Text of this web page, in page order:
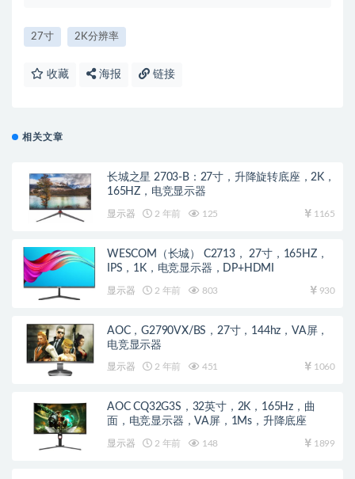
27寸 2K分辨率
收藏 海报 链接
相关文章
长城之星 2703-B：27寸，升降旋转底座，2K，
165HZ，电竞显示器
显示器 2 年前 125 1165
WESCOM（长城） C2713， 27寸，165HZ，
IPS，1K，电竞显示器，DP+HDMI
显示器 2 年前 803 930
AOC，G2790VX/BS，27寸，144hz，VA屏，
电竞显示器
显示器 2 年前 451 1060
AOC CQ32G3S，32英寸，2K，165Hz，曲
面，电竞显示器，VA屏，1Ms，升降底座
显示器 2 年前 148 1899